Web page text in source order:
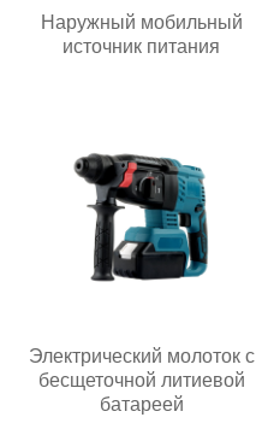
Наружный мобильный
источник питания
Электрический молоток с
бесщеточной литиевой
батареей